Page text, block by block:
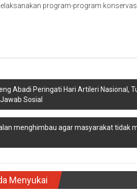
program-program
Abadi Peringati Hari Artileri Nasional,
Sosial
menghimbau agar masyarakat tidak
Menyukai